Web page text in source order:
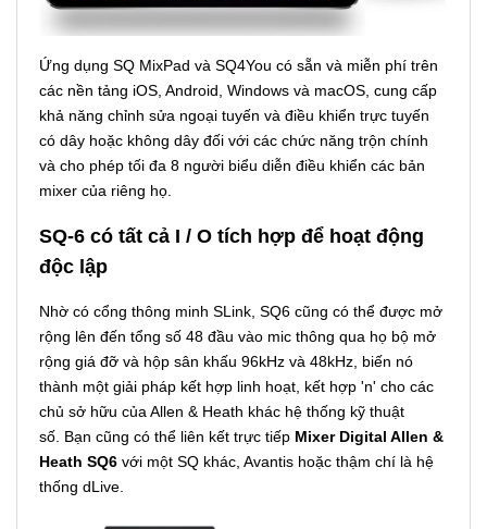
Ứng dụng SQ MixPad và SQ4You có sẵn và miễn phí trên
các nền tảng iOS, Android, Windows và macOS, cung cấp
khả năng chỉnh sửa ngoại tuyến và điều khiển trực tuyến
có dây hoặc không dây đối với các chức năng trộn chính
và cho phép tối đa 8 người biểu diễn điều khiển các bản
mixer của riêng họ.
SQ-6 có tất cả I / O tích hợp để hoạt động
độc lập
Nhờ có cổng thông minh SLink, SQ6 cũng có thể được mở
rộng lên đến tổng số 48 đầu vào mic thông qua họ bộ mở
rộng giá đỡ và hộp sân khấu 96kHz và 48kHz, biến nó
thành một giải pháp kết hợp linh hoạt, kết hợp 'n' cho các
chủ sở hữu của Allen & Heath khác hệ thống kỹ thuật
số. Bạn cũng có thể liên kết trực tiếp Mixer Digital Allen &
Heath SQ6 với một SQ khác, Avantis hoặc thậm chí là hệ
thống dLive.